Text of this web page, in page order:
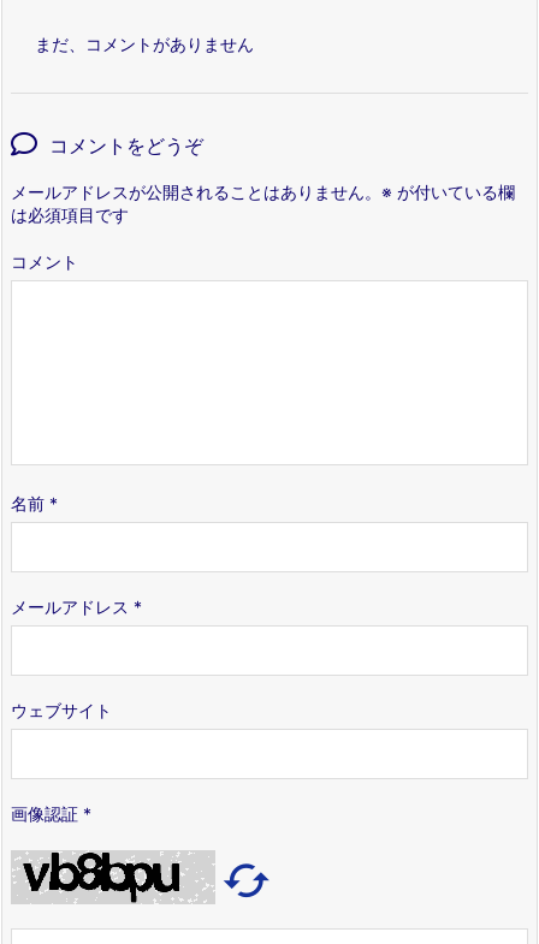
まだ、コメントがありません
コメントをどうぞ
メールアドレスが公開されることはありません。 ※ が付いている欄
は必須項目です
コメント
名前 *
メールアドレス *
ウェブサイト
画像認証 *
